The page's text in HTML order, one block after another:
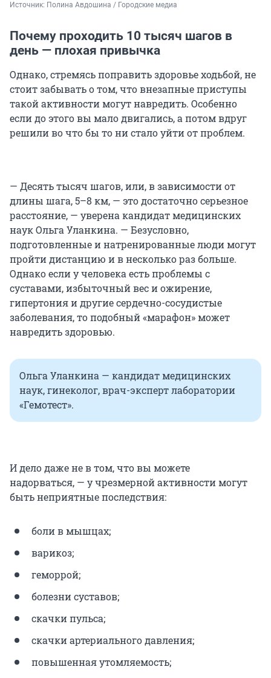
Источник: Полина Авдошина / Городские медиа
Почему проходить 10 тысяч шагов в
день — плохая привычка
Однако, стремясь поправить здоровье ходьбой, не
стоит забывать о том, что внезапные приступы
такой активности могут навредить. Особенно
если до этого вы мало двигались, а потом вдруг
решили во что бы то ни стало уйти от проблем.
— Десять тысяч шагов, или, в зависимости от
длины шага, 5–8 км, — это достаточно серьезное
расстояние, — уверена кандидат медицинских
наук Ольга Уланкина. — Безусловно,
подготовленные и натренированные люди могут
пройти дистанцию и в несколько раз больше.
Однако если у человека есть проблемы с
суставами, избыточный вес и ожирение,
гипертония и другие сердечно-сосудистые
заболевания, то подобный «марафон» может
навредить здоровью.
Ольга Уланкина — кандидат медицинских
наук, гинеколог, врач-эксперт лаборатории
«Гемотест».
И дело даже не в том, что вы можете
надорваться, — у чрезмерной активности могут
быть неприятные последствия:
боли в мышцах;
варикоз;
геморрой;
болезни суставов;
скачки пульса;
скачки артериального давления;
повышенная утомляемость;